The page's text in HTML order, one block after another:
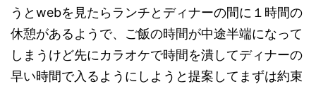
うとwebを見たらランチとディナーの間に１時間の
休憩があるようで、ご飯の時間が中途半端になって
しまうけど先にカラオケで時間を潰してディナーの
早い時間で入るようにしようと提案してまずは約束